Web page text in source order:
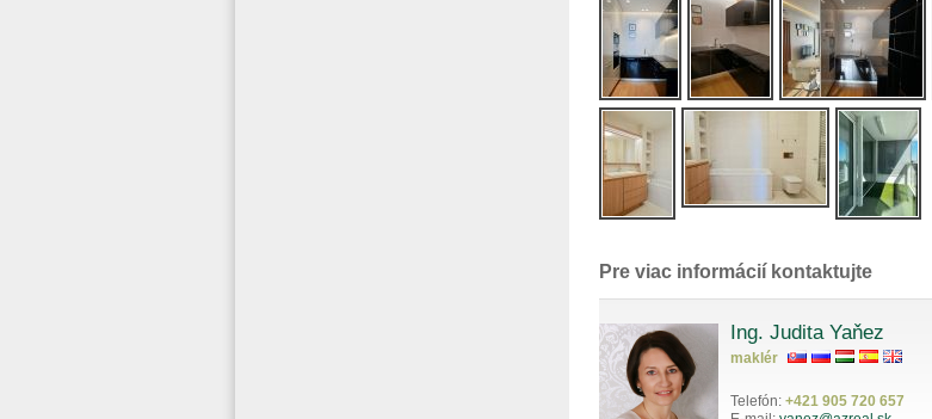
Pre viac informácií kontaktujte
Ing. Judita Yaňez
maklér
Telefón: +421 905 720 657